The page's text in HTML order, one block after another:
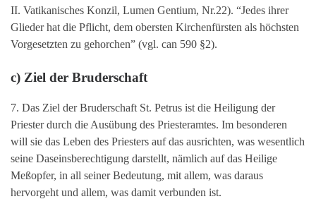
II. Vatikanisches Konzil, Lumen Gentium, Nr.22). “Jedes ihrer
Glieder hat die Pflicht, dem obersten Kirchenfürsten als höchsten
Vorgesetzten zu gehorchen” (vgl. can 590 §2).
c) Ziel der Bruderschaft
7. Das Ziel der Bruderschaft St. Petrus ist die Heiligung der
Priester durch die Ausübung des Priesteramtes. Im besonderen
will sie das Leben des Priesters auf das ausrichten, was wesentlich
seine Daseinsberechtigung darstellt, nämlich auf das Heilige
Meßopfer, in all seiner Bedeutung, mit allem, was daraus
hervorgeht und allem, was damit verbunden ist.